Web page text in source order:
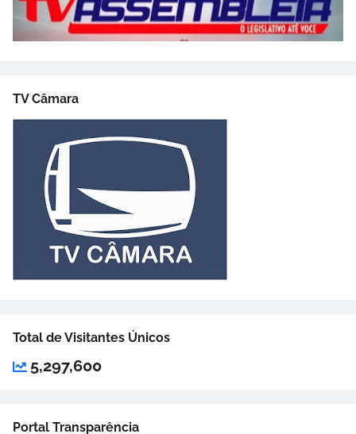
TV Câmara
Total de Visitantes Únicos
5,297,600
Portal Transparência